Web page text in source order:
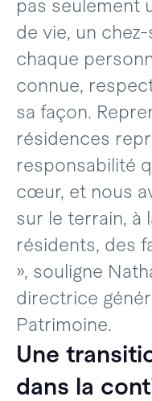
pas seulement
de vie, un
chaque
connue,
sa façon.
résidences
responsabilité
cœur, et nous
sur le terrain, à
résidents, des
», souligne
directrice
Patrimoine.
Une
dans la